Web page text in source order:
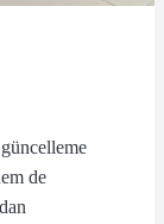
de